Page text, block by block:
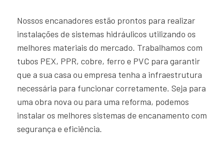
Nossos encanadores estão prontos para realizar
instalações de sistemas hidráulicos utilizando os
melhores materiais do mercado. Trabalhamos com
tubos PEX, PPR, cobre, ferro e PVC para garantir
que a sua casa ou empresa tenha a infraestrutura
necessária para funcionar corretamente. Seja para
uma obra nova ou para uma reforma, podemos
instalar os melhores sistemas de encanamento com
segurança e eficiência.